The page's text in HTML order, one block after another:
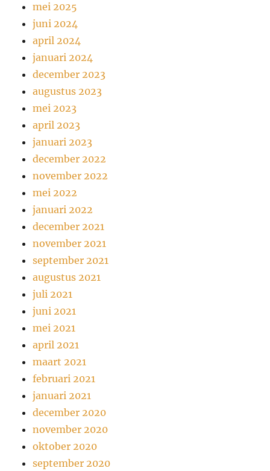
mei 2025
juni 2024
april 2024
januari 2024
december 2023
augustus 2023
mei 2023
april 2023
januari 2023
december 2022
november 2022
mei 2022
januari 2022
december 2021
november 2021
september 2021
augustus 2021
juli 2021
juni 2021
mei 2021
april 2021
maart 2021
februari 2021
januari 2021
december 2020
november 2020
oktober 2020
september 2020